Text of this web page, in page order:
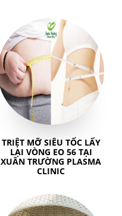
TRIỆT MỠ SIÊU TỐC LẤY
LẠI VÒNG EO 56 TẠI
XUÂN TRƯỜNG PLASMA
CLINIC